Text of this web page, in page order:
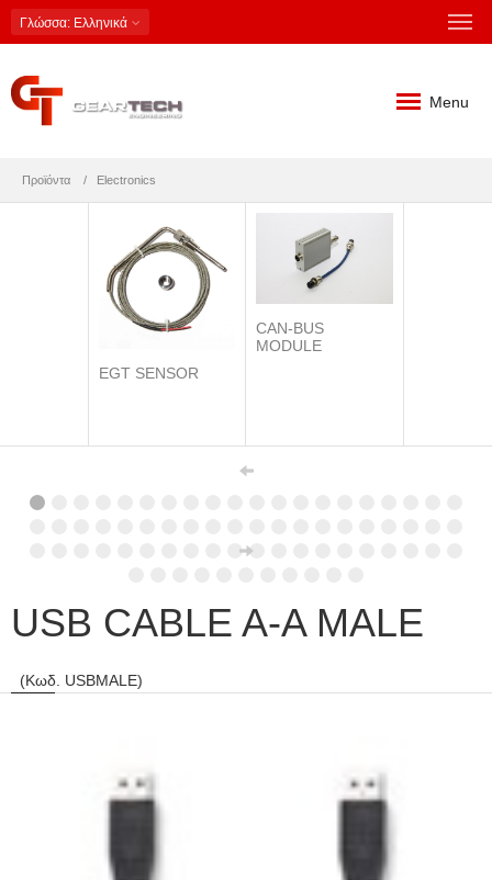
Γλώσσα: Ελληνικά
Menu
Προϊόντα Electronics
EGT SENSOR
CAN-BUS
MODULE
USB CABLE A-A MALE
(Κωδ. USBMALE)